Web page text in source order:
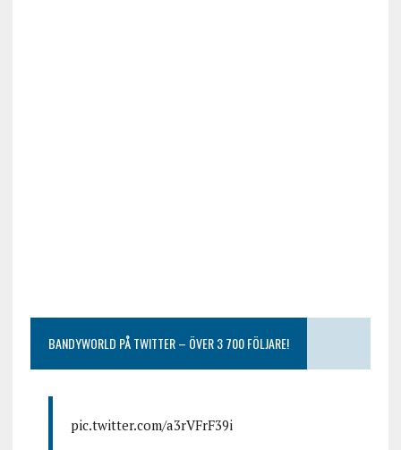
BANDYWORLD PÅ TWITTER – ÖVER 3 700 FÖLJARE!
pic.twitter.com/a3rVFrF39i